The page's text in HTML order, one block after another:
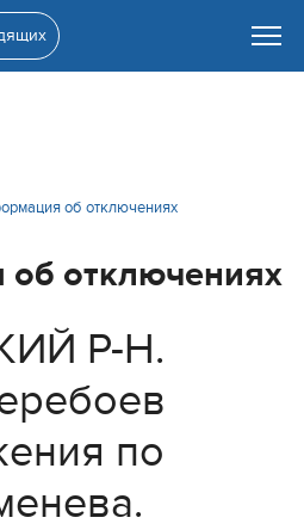
об отключениях
отключениях
Р-Н.
по